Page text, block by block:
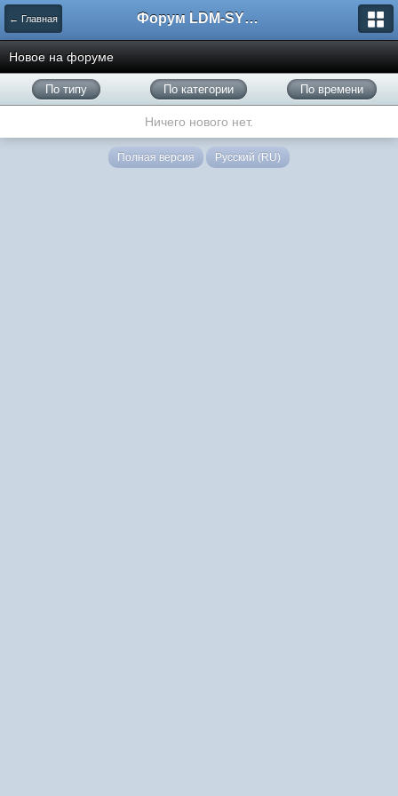
← Главная Форум LDM-SYSTEMS
Новое на форуме
По типу По категории По времени
Ничего нового нет.
Полная версия Русский (RU)